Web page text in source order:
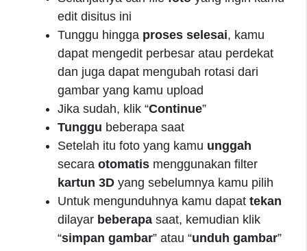
edit disitus ini
Tunggu hingga proses selesai, kamu
dapat mengedit perbesar atau perdekat
dan juga dapat mengubah rotasi dari
gambar yang kamu upload
Jika sudah, klik “Continue”
Tunggu beberapa saat
Setelah itu foto yang kamu unggah
secara otomatis menggunakan filter
kartun 3D yang sebelumnya kamu pilih
Untuk mengunduhnya kamu dapat tekan
dilayar beberapa saat, kemudian klik
“simpan gambar” atau “unduh gambar”